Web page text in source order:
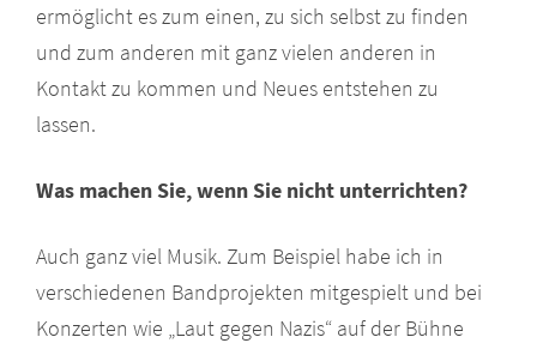
ermöglicht es zum einen, zu sich selbst zu finden
und zum anderen mit ganz vielen anderen in
Kontakt zu kommen und Neues entstehen zu
lassen.
Was machen Sie, wenn Sie nicht unterrichten?
Auch ganz viel Musik. Zum Beispiel habe ich in
verschiedenen Bandprojekten mitgespielt und bei
Konzerten wie „Laut gegen Nazis“ auf der Bühne